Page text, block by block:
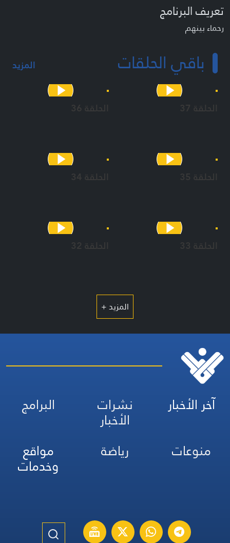
تعريف البرنامج
رحماء بينهم
باقي الحلقات المزيد
الحلقة 37 الحلقة 36
الحلقة 35 الحلقة 34
الحلقة 33 الحلقة 32
المزيد +
آخر الأخبار نشرات
الأخبار
البرامج
منوعات
رياضة مواقع
وخدمات